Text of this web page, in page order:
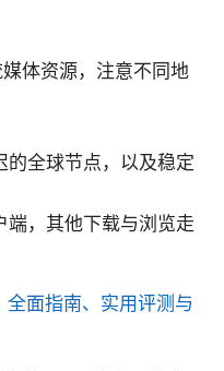
体资源，注意不同地
的全球节点，以及稳定
端，其他下载与浏览走
全面指南、实用评测与